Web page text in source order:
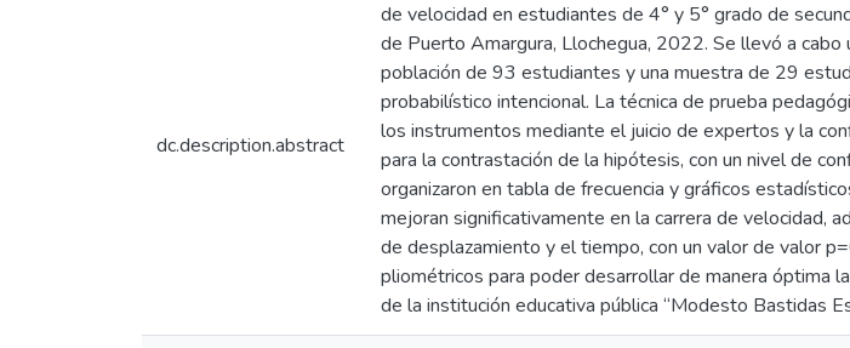
dc.description.abstract
de velocidad en estudiantes de 4° y 5° grado de
de Puerto Amargura, Llochegua, 2022. Se llevó a
población de 93 estudiantes y una muestra de 29
probabilístico intencional. La técnica de prueba
los instrumentos mediante el juicio de expertos y la
para la contrastación de la hipótesis, con un nivel de
organizaron en tabla de frecuencia y gráficos
mejoran significativamente en la carrera de velocidad,
de desplazamiento y el tiempo, con un valor de valor
pliométricos para poder desarrollar de manera óptima
de la institución educativa pública “Modesto Bastidas